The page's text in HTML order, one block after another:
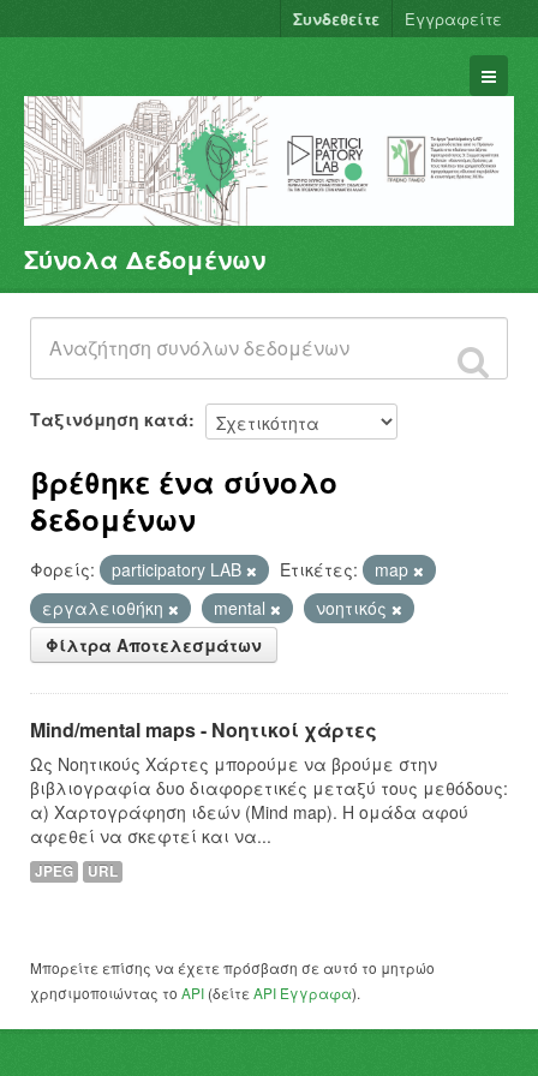
Συνδεθείτε Εγγραφείτε
Σύνολα Δεδομένων
Φορείς
Ομάδες
Σχετικά
Σύνολα Δεδομένων
Ταξινόμηση κατά
βρέθηκε ένα σύνολο
δεδομένων
Φορείς: participatory LAB Ετικέτες:
map
εργαλειοθήκη
mental
νοητικός
Φίλτρα Αποτελεσμάτων
Mind/mental maps - Νοητικοί χάρτες
Ως Νοητικούς Χάρτες μπορούμε να βρούμε στην
βιβλιογραφία δυο διαφορετικές μεταξύ τους μεθόδους:
α) Χαρτογράφηση ιδεών (Mind map). Η ομάδα αφού
αφεθεί να σκεφτεί και να...
JPEG URL
Μπορείτε επίσης να έχετε πρόσβαση σε αυτό το μητρώο
χρησιμοποιώντας το API (δείτε API Έγγραφα).